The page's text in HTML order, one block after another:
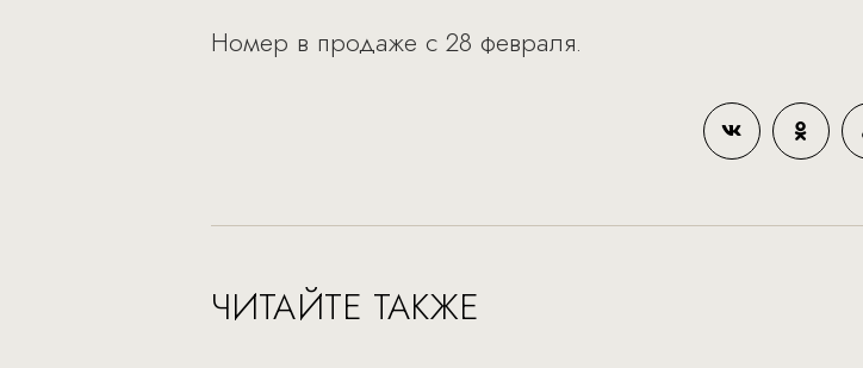
Номер в продаже с 28 февраля.
ЧИТАЙТЕ ТАКЖЕ